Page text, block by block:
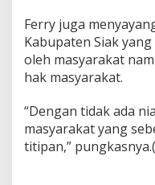
Ferry juga
Kabupaten Siak
oleh masyarakat
hak masyarakat.
“Dengan tidak ada
masyarakat yang
titipan,”